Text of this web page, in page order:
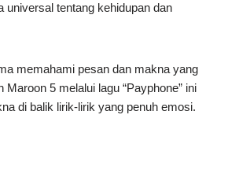
universal tentang kehidupan dan
memahami pesan dan makna yang
Maroon 5 melalui lagu “Payphone” ini
di balik lirik-lirik yang penuh emosi.